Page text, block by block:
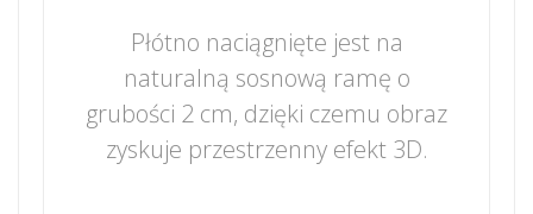
Płótno naciągnięte jest na
naturalną sosnową ramę o
grubości 2 cm, dzięki czemu obraz
zyskuje przestrzenny efekt 3D.